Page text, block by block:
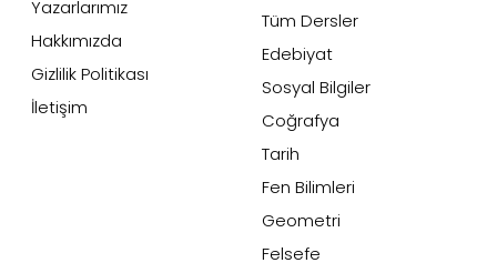
Yazarlarımız
Hakkımızda
Gizlilik Politikası
İletişim
Tüm Dersler
Edebiyat
Sosyal Bilgiler
Coğrafya
Tarih
Fen Bilimleri
Geometri
Felsefe